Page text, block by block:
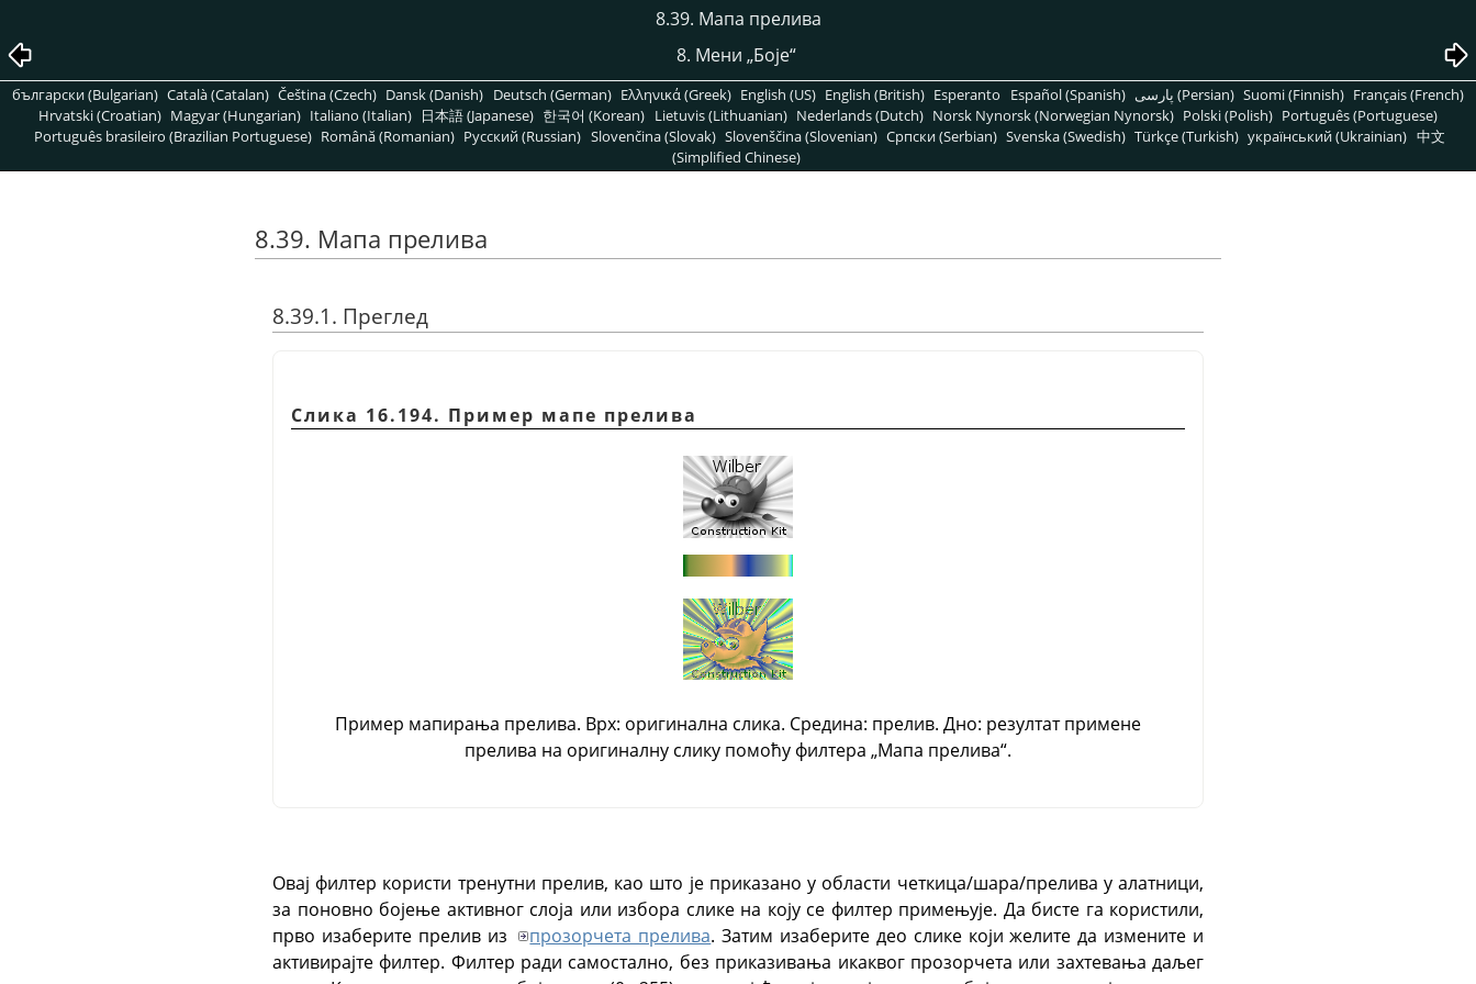
8.39. Мапа прелива
8. Мени „Боје“
български (Bulgarian) Català (Catalan) Čeština (Czech) Dansk (Danish) Deutsch (German) Ελληνικά (Greek) English (US) English (British) Esperanto Español (Spanish) پارسی (Persian) Suomi (Finnish) Français (French)
Hrvatski (Croatian) Magyar (Hungarian) Italiano (Italian) 日本語 (Japanese) 한국어 (Korean) Lietuvis (Lithuanian) Nederlands (Dutch) Norsk Nynorsk (Norwegian Nynorsk) Polski (Polish) Português (Portuguese)
Português brasileiro (Brazilian Portuguese) Română (Romanian) Pусский (Russian) Slovenčina (Slovak) Slovenščina (Slovenian) Српски (Serbian) Svenska (Swedish) Türkçe (Turkish) український (Ukrainian) 中文
(Simplified Chinese)
8.39. Мапа прелива
8.39.1. Преглед
Слика 16.194. Пример мапе прелива
Пример мапирања прелива. Врх: оригинална слика. Средина: прелив. Дно: резултат примене
прелива на оригиналну слику помоћу филтера „Мапа прелива“.
Овај филтер користи тренутни прелив, као што је приказано у области четкица/шара/прелива у алатници,
за поновно бојење активног слоја или избора слике на коју се филтер примењује. Да бисте га користили,
прво изаберите прелив из
прозорчета прелива. Затим изаберите део слике који желите да измените и
активирајте филтер. Филтер ради самостално, без приказивања икаквог прозорчета или захтевања даљег